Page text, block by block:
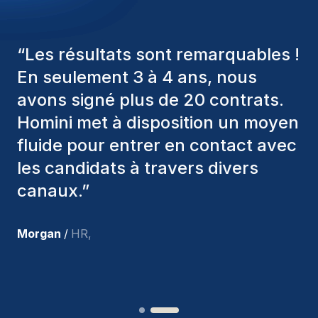
“Les consultants Homini ont
toujours pris en considération
divers critères pour nous proposer
les bons candidats. Ceux que
nous avons recrutés sont toujours
parmi nous, et personnellement, je
suis très satisfait des nouvelles